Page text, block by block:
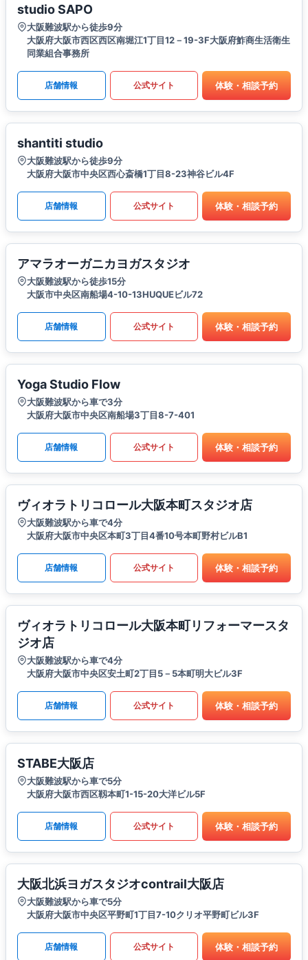
studio SAPO
大阪難波駅から徒歩9分
大阪府大阪市西区西区南堀江1丁目12－19-3F大阪府鮓商生活衛生
同業組合事務所
店舗情報 公式サイト 体験・相談予約
shantiti studio
大阪難波駅から徒歩9分
大阪府大阪市中央区西心斎橋1丁目8-23神谷ビル4F
店舗情報 公式サイト 体験・相談予約
アマラオーガニカヨガスタジオ
大阪難波駅から徒歩15分
大阪市中央区南船場4-10-13HUQUEビル72
店舗情報 公式サイト 体験・相談予約
Yoga Studio Flow
大阪難波駅から車で3分
大阪府大阪市中央区南船場3丁目8-7-401
店舗情報 公式サイト 体験・相談予約
ヴィオラトリコロール大阪本町スタジオ店
大阪難波駅から車で4分
大阪府大阪市中央区本町3丁目4番10号本町野村ビルB1
店舗情報 公式サイト 体験・相談予約
ヴィオラトリコロール大阪本町リフォーマースタ
ジオ店
大阪難波駅から車で4分
大阪府大阪市中央区安土町2丁目5－5本町明大ビル3F
店舗情報 公式サイト 体験・相談予約
STABE大阪店
大阪難波駅から車で5分
大阪府大阪市西区靱本町1-15-20大洋ビル5F
店舗情報 公式サイト 体験・相談予約
大阪北浜ヨガスタジオcontrail大阪店
大阪難波駅から車で5分
大阪府大阪市中央区平野町1丁目7-10クリオ平野町ビル3F
店舗情報 公式サイト 体験・相談予約